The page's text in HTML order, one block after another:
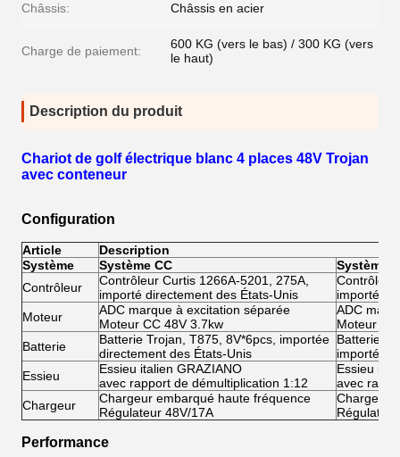
Châssis: Châssis en acier
Charge de paiement:
600 KG (vers le bas) / 300 KG (vers
le haut)
Description du produit
Chariot de golf électrique blanc 4 places 48V Trojan
avec conteneur
Configuration
Article
Description
Système
Système CC
Système
Contrôleur
Contrôleur Curtis 1266A-5201, 275A,
importé directement des États-Unis
Contrôleur
importé
Moteur
ADC marque à excitation séparée
Moteur CC 48V 3.7kw
ADC
Moteur
Batterie
Batterie Trojan, T875, 8V*6pcs, importée
directement des États-Unis
Batterie
importée
Essieu
Essieu italien GRAZIANO
avec rapport de démultiplication 1:12
Essieu
avec
Chargeur
Chargeur embarqué haute fréquence
Régulateur 48V/17A
Chargeur
Performance